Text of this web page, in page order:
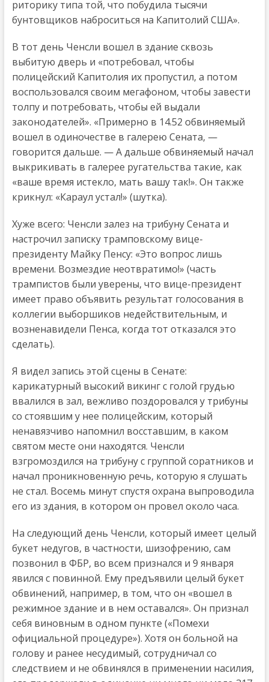
риторику типа той, что побудила тысячи
бунтовщиков наброситься на Капитолий США».
В тот день Ченсли вошел в здание сквозь
выбитую дверь и «потребовал, чтобы
полицейский Капитолия их пропустил, а потом
воспользовался своим мегафоном, чтобы завести
толпу и потребовать, чтобы ей выдали
законодателей». «Примерно в 14.52 обвиняемый
вошел в одиночестве в галерею Сената, —
говорится дальше. — А дальше обвиняемый начал
выкрикивать в галерее ругательства такие, как
«ваше время истекло, мать вашу так!». Он также
крикнул: «Караул устал!» (шутка).
Хуже всего: Ченсли залез на трибуну Сената и
настрочил записку трамповскому вице-
президенту Майку Пенсу: «Это вопрос лишь
времени. Возмездие неотвратимо!» (часть
трампистов были уверены, что вице-президент
имеет право объявить результат голосования в
коллегии выборшиков недействительным, и
возненавидели Пенса, когда тот отказался это
сделать).
Я видел запись этой сцены в Сенате:
карикатурный высокий викинг с голой грудью
ввалился в зал, вежливо поздоровался у трибуны
со стоявшим у нее полицейским, который
ненавязчиво напомнил восставшим, в каком
святом месте они находятся. Ченсли
взгромоздился на трибуну с группой соратников и
начал проникновенную речь, которую я слушать
не стал. Восемь минут спустя охрана выпроводила
его из здания, в котором он провел около часа.
На следующий день Ченсли, который имеет целый
букет недугов, в частности, шизофрению, сам
позвонил в ФБР, во всем признался и 9 января
явился с повинной. Ему предъявили целый букет
обвинений, например, в том, что он «вошел в
режимное здание и в нем оставался». Он признал
себя виновным в одном пункте («Помехи
официальной процедуре»). Хотя он больной на
голову и ранее несудимый, сотрудничал со
следствием и не обвинялся в применении насилия,